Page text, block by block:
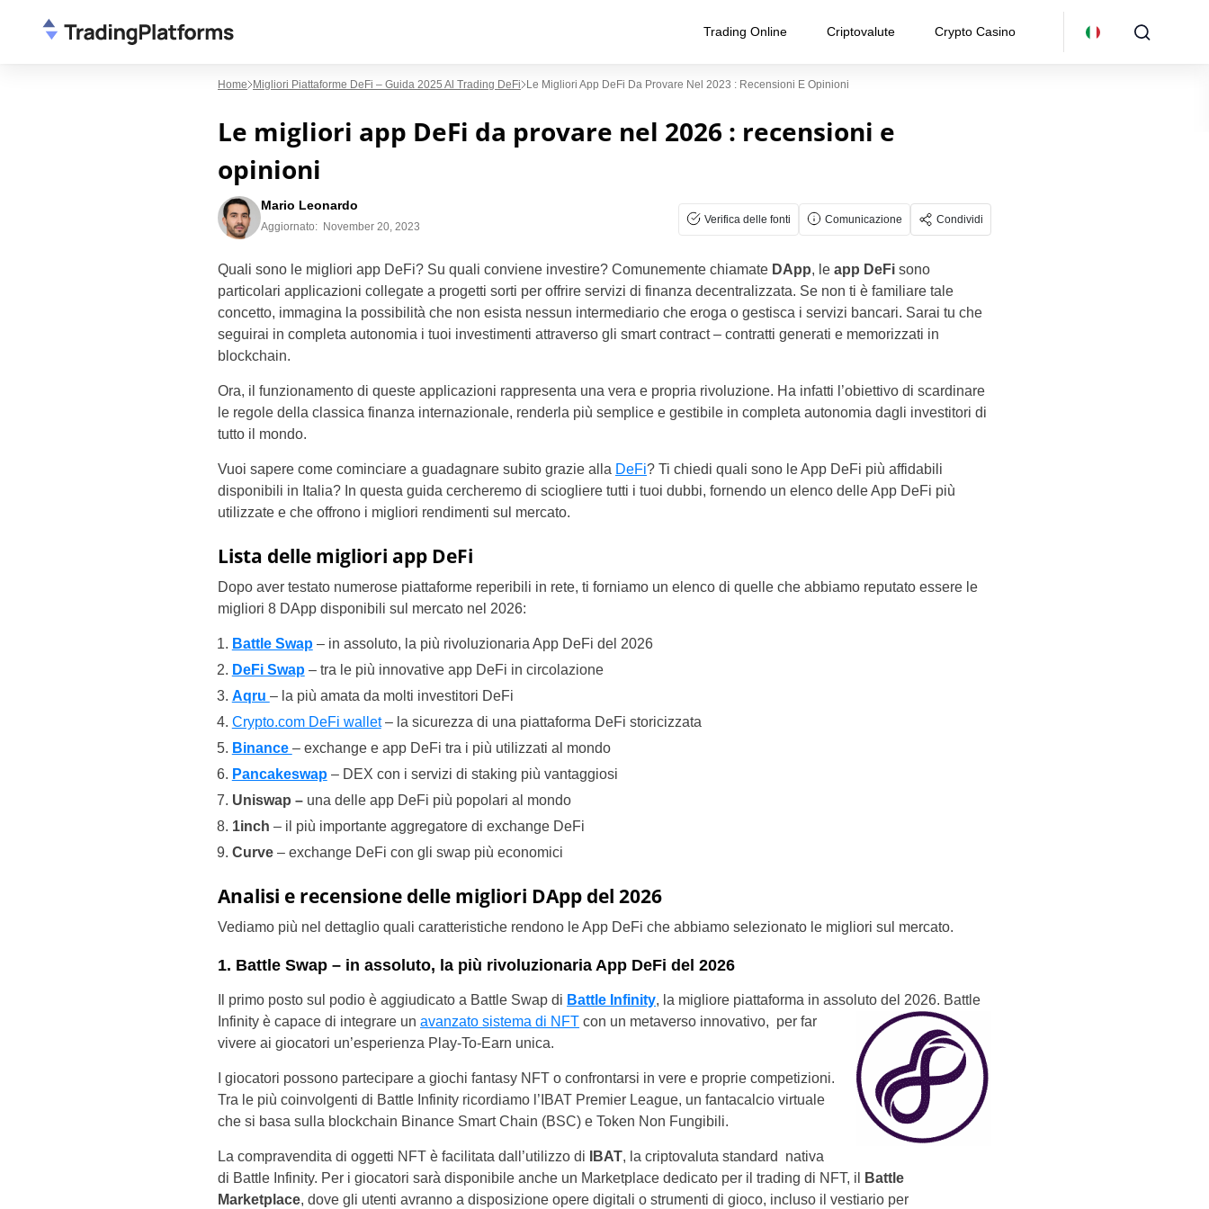
Trading Online Criptovalute Crypto Casino
Home Migliori Piattaforme DeFi – Guida 2025 Al Trading DeFi Le Migliori App DeFi Da Provare Nel 2023 : Recensioni E Opinioni
Le migliori app DeFi da provare nel 2026 : recensioni e
opinioni
Mario Leonardo
Aggiornato: November 20, 2023
Verifica delle fonti Comunicazione Condividi
Quali sono le migliori app DeFi? Su quali conviene investire? Comunemente chiamate DApp, le app DeFi sono
particolari applicazioni collegate a progetti sorti per offrire servizi di finanza decentralizzata. Se non ti è familiare tale
concetto, immagina la possibilità che non esista nessun intermediario che eroga o gestisca i servizi bancari. Sarai tu che
seguirai in completa autonomia i tuoi investimenti attraverso gli smart contract – contratti generati e memorizzati in
blockchain.
Ora, il funzionamento di queste applicazioni rappresenta una vera e propria rivoluzione. Ha infatti l’obiettivo di scardinare
le regole della classica finanza internazionale, renderla più semplice e gestibile in completa autonomia dagli investitori di
tutto il mondo.
Vuoi sapere come cominciare a guadagnare subito grazie alla DeFi? Ti chiedi quali sono le App DeFi più affidabili
disponibili in Italia? In questa guida cercheremo di sciogliere tutti i tuoi dubbi, fornendo un elenco delle App DeFi più
utilizzate e che offrono i migliori rendimenti sul mercato.
Lista delle migliori app DeFi
Dopo aver testato numerose piattaforme reperibili in rete, ti forniamo un elenco di quelle che abbiamo reputato essere le
migliori 8 DApp disponibili sul mercato nel 2026:
Battle Swap– in assoluto, la più rivoluzionaria App DeFi del 2026
DeFi Swap– tra le più innovative app DeFi in circolazione
Aqru – la più amata da molti investitori DeFi
Crypto.com DeFi wallet – la sicurezza di una piattaforma DeFi storicizzata
Binance – exchange e app DeFi tra i più utilizzati al mondo
Pancakeswap– DEX con i servizi di staking più vantaggiosi
Uniswap – una delle app DeFi più popolari al mondo
1inch – il più importante aggregatore di exchange DeFi
Curve– exchange DeFi con gli swap più economici
Analisi e recensione delle migliori DApp del 2026
Vediamo più nel dettaglio quali caratteristiche rendono le App DeFi che abbiamo selezionato le migliori sul mercato.
1. Battle Swap – in assoluto, la più rivoluzionaria App DeFi del 2026
Il primo posto sul podio è aggiudicato a Battle Swap di Battle Infinity, la migliore piattaforma in assoluto del 2026. Battle
Infinity è capace di integrare un avanzato sistema di NFT con un metaverso innovativo, per far
vivere ai giocatori un’esperienza Play-To-Earn unica.
I giocatori possono partecipare a giochi fantasy NFT o confrontarsi in vere e proprie competizioni.
Tra le più coinvolgenti di Battle Infinity ricordiamo l’IBAT Premier League, un fantacalcio virtuale
che si basa sulla blockchain Binance Smart Chain (BSC) e Token Non Fungibili.
La compravendita di oggetti NFT è facilitata dall’utilizzo di IBAT, la criptovaluta standard nativa
di Battle Infinity. Per i giocatori sarà disponibile anche un Marketplace dedicato per il trading di NFT, il
Battle
Marketplace, dove gli utenti avranno a disposizione opere digitali o strumenti di gioco, incluso il vestiario per